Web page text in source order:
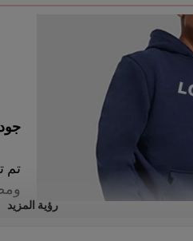
تم
رؤية المزيد